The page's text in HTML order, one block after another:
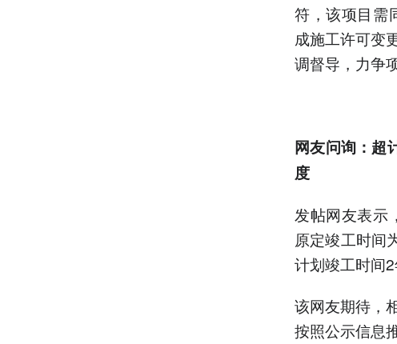
符，该项目需
成施工许可变
调督导，力争
网友问询：超
度
发帖网友表示
原定竣工时间
计划竣工时间
该网友期待，
按照公示信息